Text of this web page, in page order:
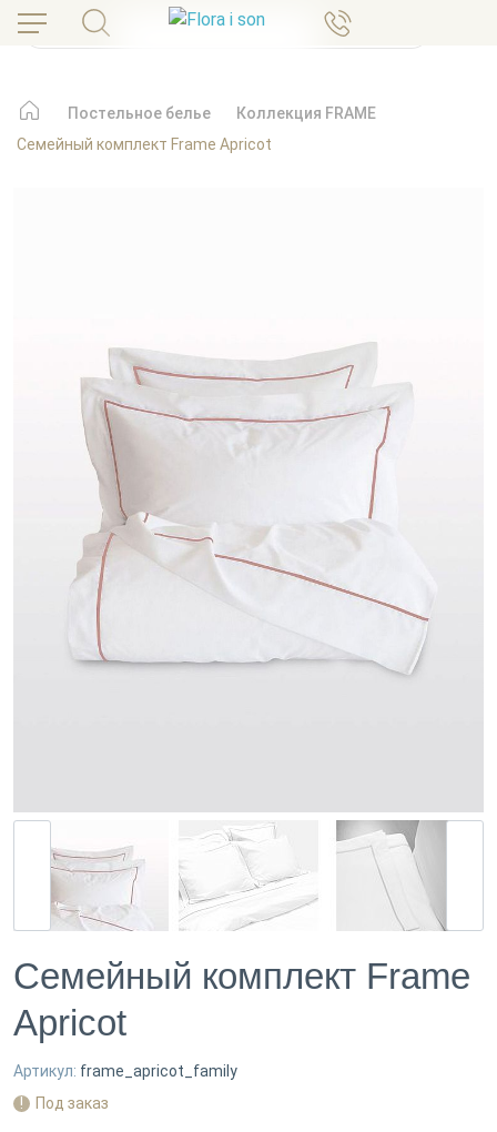
Постельное белье
Коллекция FRAME
Семейный комплект Frame Apricot
Семейный комплект Frame
Apricot
Артикул: frame_apricot_family
Под заказ